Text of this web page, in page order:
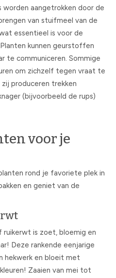
aangetrokken door de
van stuifmeel van de
essentieel is voor de
kunnen geurstoffen
te communiceren. Sommige
om zichzelf tegen vraat te
produceren trekken
(bijvoorbeeld de rups)
voor je
rond je favoriete plek in
en geniet van de
ruikerwt is zoet, bloemig en
Deze rankende eenjarige
hekwerk en bloeit met
Zaaien van mei tot